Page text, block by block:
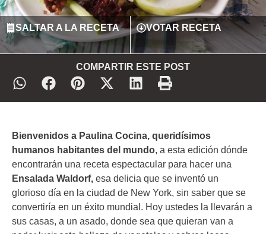
SALTAR A LA RECETA VOTAR RECETA
COMPARTIR ESTE POST
Bienvenidos a Paulina Cocina, queridísimos
humanos habitantes del mundo, a esta edición dónde
encontrarán una receta espectacular para hacer una
Ensalada Waldorf, esa delicia que se inventó un
glorioso día en la ciudad de New York, sin saber que se
convertiría en un éxito mundial. Hoy ustedes la llevarán a
sus casas, a un asado, donde sea que quieran van a